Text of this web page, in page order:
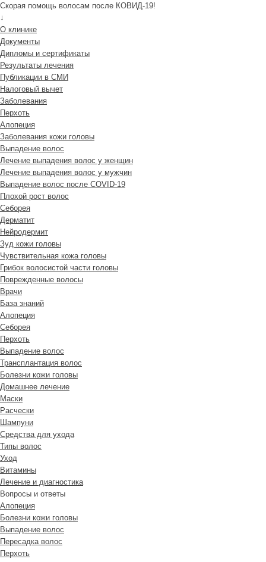
Скорая помощь волосам после КОВИД-19!
↓
О клинике
Документы
Дипломы и сертификаты
Результаты лечения
Публикации в СМИ
Налоговый вычет
Заболевания
Перхоть
Алопеция
Заболевания кожи головы
Выпадение волос
Лечение выпадения волос у женщин
Лечение выпадения волос у мужчин
Выпадение волос после COVID-19
Плохой рост волос
Cеборея
Дерматит
Нейродермит
Зуд кожи головы
Чувствительная кожа головы
Грибок волосистой части головы
Поврежденные волосы
Врачи
База знаний
Алопеция
Себорея
Перхоть
Выпадение волос
Трансплантация волос
Болезни кожи головы
Домашнее лечение
Маски
Расчески
Шампуни
Средства для ухода
Типы волос
Уход
Витамины
Лечение и диагностика
Вопросы и ответы
Алопеция
Болезни кожи головы
Выпадение волос
Пересадка волос
Перхоть